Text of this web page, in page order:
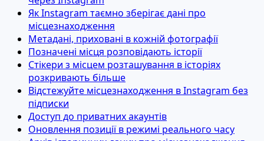
Як Instagram таємно зберігає дані про
місцезнаходження
Метадані, приховані в кожній фотографії
Позначені місця розповідають історії
Стікери з місцем розташування в історіях
розкривають більше
Відстежуйте місцезнаходження в Instagram без
підписки
Доступ до приватних акаунтів
Оновлення позиції в режимі реального часу